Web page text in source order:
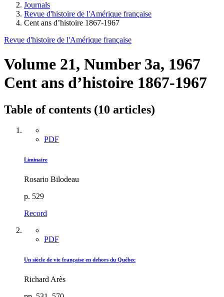
Journals
Revue d'histoire de l'Amérique française
Cent ans d’histoire 1867-1967
Revue d'histoire de l'Amérique française
Volume 21, Number 3a, 1967
Cent ans d’histoire 1867-1967
Table of contents (10 articles)
PDF
Liminaire
Rosario Bilodeau
p. 529
Record
PDF
Un siècle de vie française en dehors du Québec
Richard Arès